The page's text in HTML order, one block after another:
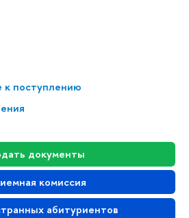
к поступлению
документы
комиссия
абитуриентов